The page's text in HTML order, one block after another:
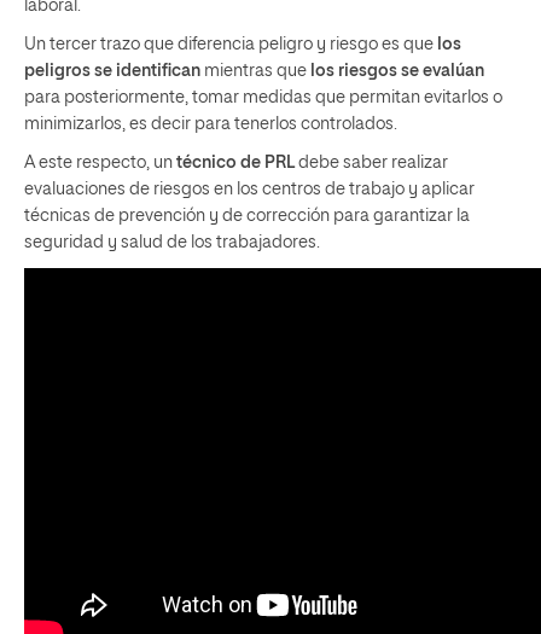
laboral.
Un tercer trazo que diferencia peligro y riesgo es que los
peligros se identifican mientras que los riesgos se evalúan
para posteriormente, tomar medidas que permitan evitarlos o
minimizarlos, es decir para tenerlos controlados.
A este respecto, un técnico de PRLdebe saber realizar
evaluaciones de riesgos en los centros de trabajo y aplicar
técnicas de prevención y de corrección para garantizar la
seguridad y salud de los trabajadores.